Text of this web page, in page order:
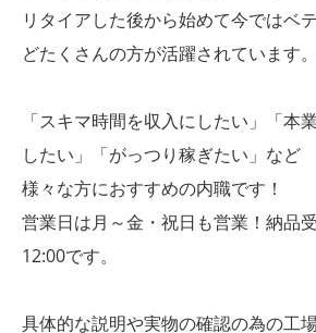
リタイアした後から始めて今ではベ
どたくさんの方が活躍されています。
「スキマ時間を収入にしたい」「本
したい」「がっつり稼ぎたい」など
様々な方におすすめの内職です！
営業日は月～金・祝日も営業！納品
12:00です。
具体的な説明や実物の確認の為の工